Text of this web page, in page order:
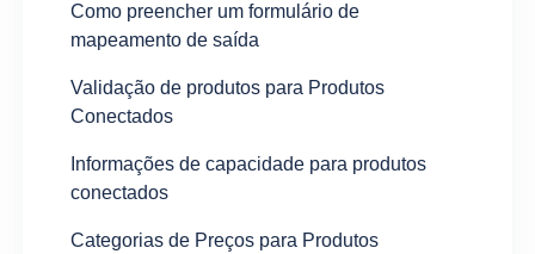
Como preencher um formulário de
mapeamento de saída
Validação de produtos para Produtos
Conectados
Informações de capacidade para produtos
conectados
Categorias de Preços para Produtos